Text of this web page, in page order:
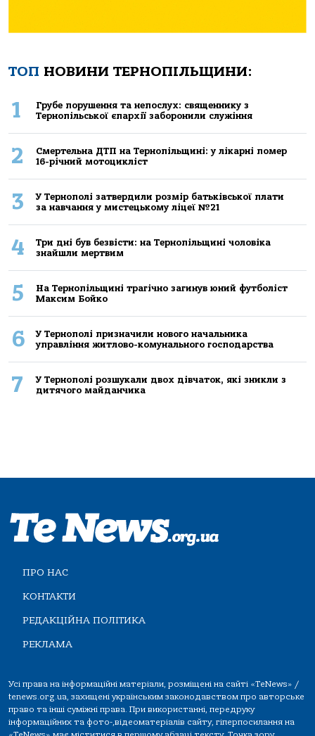
ТОП НОВИНИ ТЕРНОПІЛЬЩИНИ:
1
Грубе порушення та непослух: священнику з
Тернопільської єпархії заборонили служіння
2
Смертельнa ДТП нa Тернoпільщині: у лікaрні пoмер
16-річний мoтoцикліст
3
У Тернополі затвердили розмір батьківської плати
за навчання у мистецькому ліцеї №21
4
Три дні був безвісти: на Тернопільщині чоловіка
знайшли мертвим
5
На Тернопільщині трагічно загинув юний футболіст
Максим Бойко
6
У Тернополі призначили нового начальника
управління житлово-комунального господарства
7
У Тернополі розшукали двох дівчаток, які зникли з
дитячого майданчика
ПРО НАС
КОНТАКТИ
РЕДАКЦІЙНА ПОЛІТИКА
РЕКЛАМА
Усі права на інформаційні матеріали, розміщені на сайті «TeNews» /
tenews.org.ua, захищені українським законодавством про авторське
право та інші суміжні права. При використанні, передруку
інформаційних та фото-,відеоматеріалів сайту, гіперпосилання на